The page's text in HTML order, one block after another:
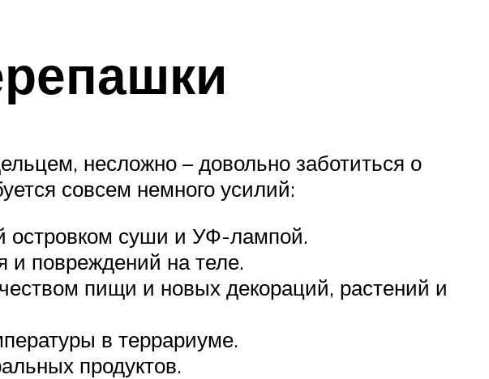
несложно – довольно заботиться о
совсем немного усилий:
островком суши и УФ-лампой.
и повреждений на теле.
пищи и новых декораций, растений и
в террариуме.
продуктов.